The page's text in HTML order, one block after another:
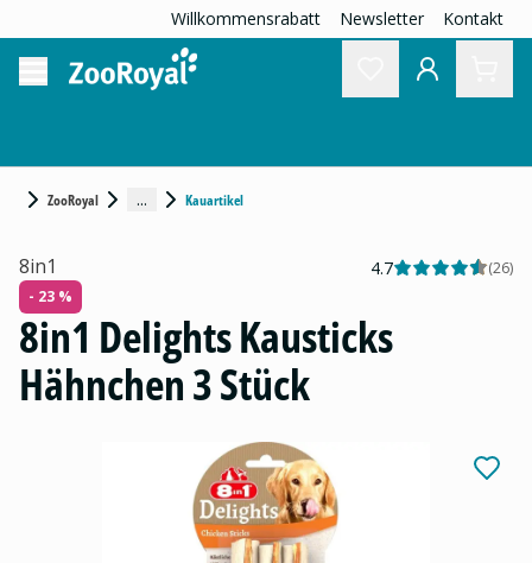
Willkommensrabatt Newsletter Kontakt
ZooRoyal ... Kauartikel
8in1 4.7 (26)
- 23 %
8in1 Delights Kausticks
Hähnchen 3 Stück